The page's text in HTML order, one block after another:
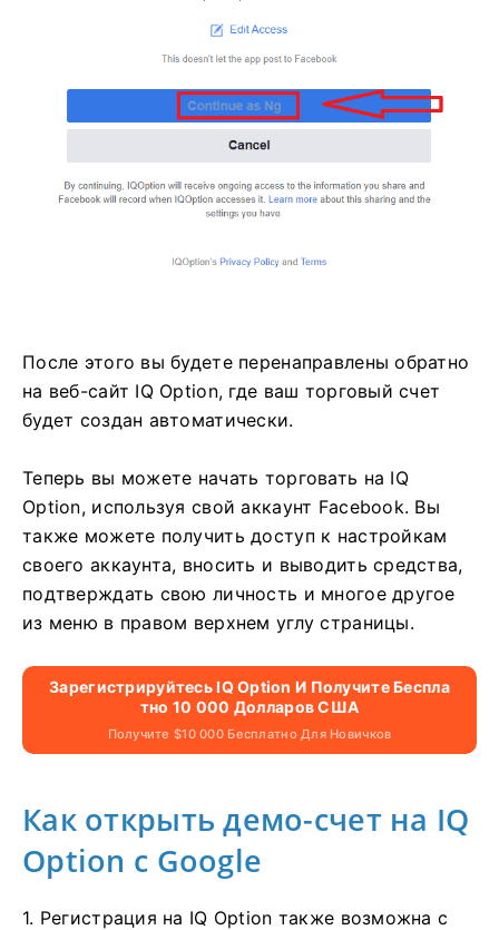
После этого вы будете перенаправлены обратно
на веб-сайт IQ Option, где ваш торговый счет
будет создан автоматически.
Теперь вы можете начать торговать на IQ
Option, используя свой аккаунт Facebook. Вы
также можете получить доступ к настройкам
своего аккаунта, вносить и выводить средства,
подтверждать свою личность и многое другое
из меню в правом верхнем углу страницы.
Зарегистрируйтесь IQ Option И Получите Беспла
Тно 10 000 Долларов США
Получите $10 000 Бесплатно Для Новичков
Как открыть демо-счет на IQ
Option с Google
1. Регистрация на IQ Option также возможна с